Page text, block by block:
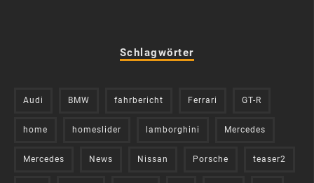
Schlagwörter
Audi BMW fahrbericht Ferrari GT-R
home homeslider lamborghini Mercedes
Mercedes News Nissan Porsche teaser2